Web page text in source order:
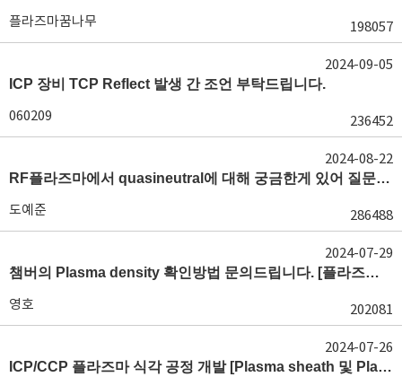
플라즈마꿈나무 198057
ICP 장비 TCP Reflect 발생 간 조언 부탁드립니다.
060209 236452
2024-09-05
RF플라즈마에서 quasineutral에 대해 궁금한게 있어 질문글 올립니다.[quasineutral]
도예준 286488
2024-08-22
챔버의 Plasma density 확인방법 문의드립니다. [플라즈마 모니터링, OES, LP]
영호 202081
2024-07-29
ICP/CCP 플라즈마 식각 공정 개발 [Plasma sheath 및 Plasma generation]
2024-07-26